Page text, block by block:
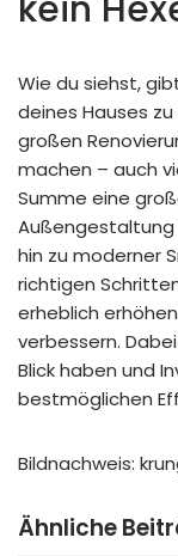
Wie du siehst,
deines Hauses
großen
machen – auch
Summe eine
Außengestaltung
hin zu moderner
richtigen
erheblich
verbessern.
Blick haben und
bestmöglichen
Bildnachweis:
Ähnliche